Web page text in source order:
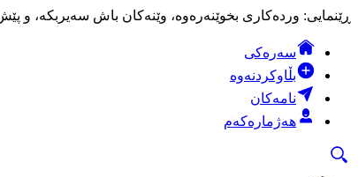
ڕێنمایی: وردەکاری بخوێنەرەوە، وێنەکان باش سەیربکە، و
سەرەکی
بڵاوکردنەوە
نامەکان
هەژمارەکەم